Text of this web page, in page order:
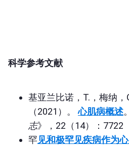
科学参考文献
基亚兰比诺，T.，梅纳，
（2021）。心肌病概述
志》，22（14）：7722
罕见和极罕见疾病作为